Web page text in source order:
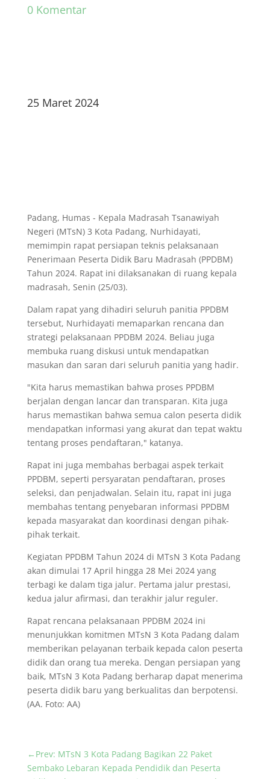
0 Komentar
25 Maret 2024
Padang, Humas - Kepala Madrasah Tsanawiyah
Negeri (MTsN) 3 Kota Padang, Nurhidayati,
memimpin rapat persiapan teknis pelaksanaan
Penerimaan Peserta Didik Baru Madrasah (PPDBM)
Tahun 2024. Rapat ini dilaksanakan di ruang kepala
madrasah, Senin (25/03).
Dalam rapat yang dihadiri seluruh panitia PPDBM
tersebut, Nurhidayati memaparkan rencana dan
strategi pelaksanaan PPDBM 2024. Beliau juga
membuka ruang diskusi untuk mendapatkan
masukan dan saran dari seluruh panitia yang hadir.
"Kita harus memastikan bahwa proses PPDBM
berjalan dengan lancar dan transparan. Kita juga
harus memastikan bahwa semua calon peserta didik
mendapatkan informasi yang akurat dan tepat waktu
tentang proses pendaftaran," katanya.
Rapat ini juga membahas berbagai aspek terkait
PPDBM, seperti persyaratan pendaftaran, proses
seleksi, dan penjadwalan. Selain itu, rapat ini juga
membahas tentang penyebaran informasi PPDBM
kepada masyarakat dan koordinasi dengan pihak-
pihak terkait.
Kegiatan PPDBM Tahun 2024 di MTsN 3 Kota Padang
akan dimulai 17 April hingga 28 Mei 2024 yang
terbagi ke dalam tiga jalur. Pertama jalur prestasi,
kedua jalur afirmasi, dan terakhir jalur reguler.
Rapat rencana pelaksanaan PPDBM 2024 ini
menunjukkan komitmen MTsN 3 Kota Padang dalam
memberikan pelayanan terbaik kepada calon peserta
didik dan orang tua mereka. Dengan persiapan yang
baik, MTsN 3 Kota Padang berharap dapat menerima
peserta didik baru yang berkualitas dan berpotensi.
(AA. Foto: AA)
← Prev: MTsN 3 Kota Padang Bagikan 22 Paket
Sembako Lebaran Kepada Pendidik dan Peserta